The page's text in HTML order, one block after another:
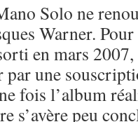
Solo ne
Warner.
en mars
une
fois l’album
s’avère peu